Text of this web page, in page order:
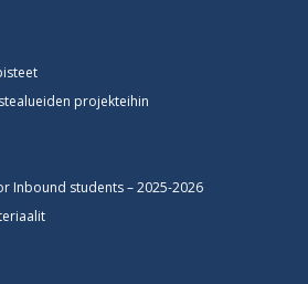
projekteihin
Inbound students – 2025-2026